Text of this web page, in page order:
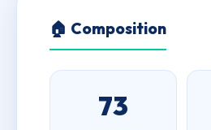
🏠 Composition
73